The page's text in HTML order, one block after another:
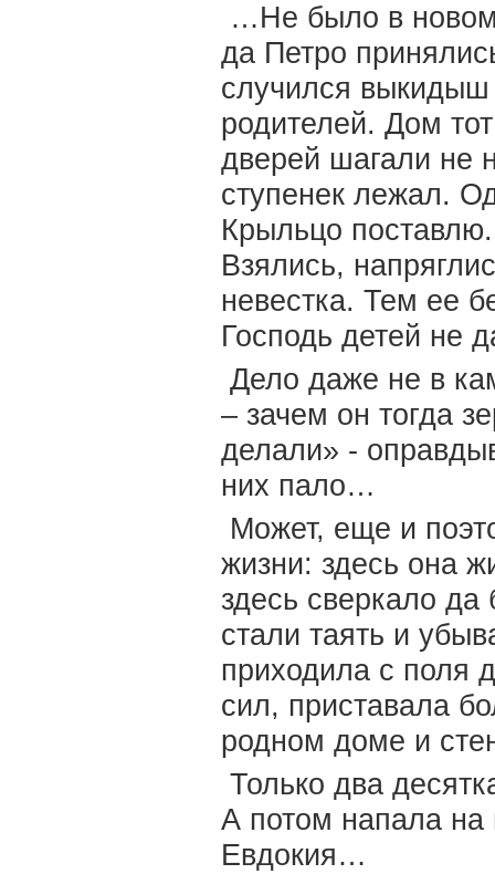
…Не было в новом
да Петро
случился
родителей. Дом
дверей шагали не
ступенек лежал.
Крыльцо
Взялись,
невестка. Тем ее
Господь детей не
Дело даже не в
– зачем он тогда
делали» -
них пало…
Может, еще и
жизни: здесь она
здесь сверкало да
стали таять и
приходила с поля
сил, приставала
родном доме и
Только два
А потом напала на
Евдокия…